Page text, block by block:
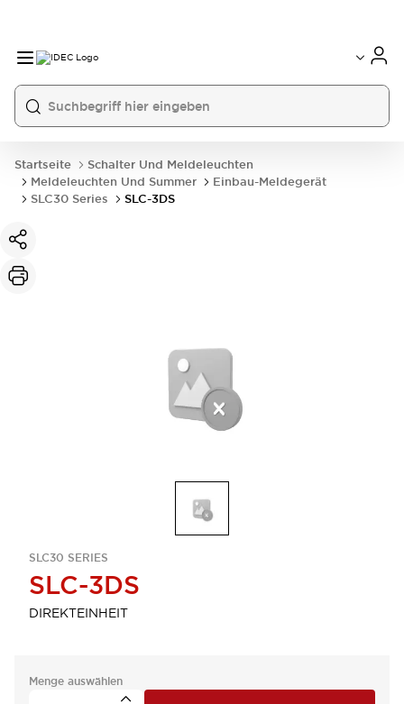
Startseite
Schalter Und Meldeleuchten
Meldeleuchten Und Summer
Einbau-Meldegerät
SLC30 Series
SLC-3DS
SLC30 SERIES
SLC-3DS
DIREKTEINHEIT
Menge auswählen